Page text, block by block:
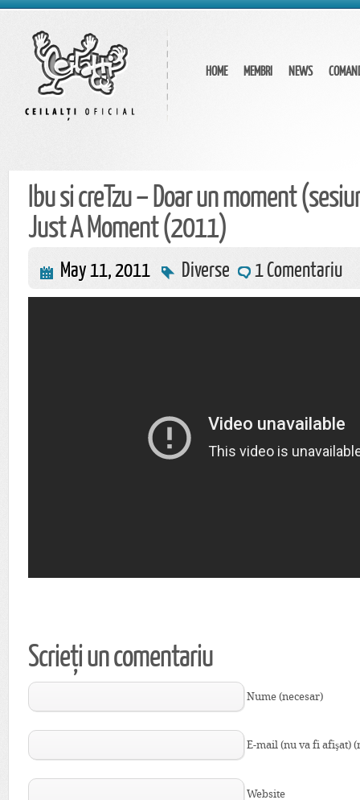
HOME MEMBRI NEWS
Ibu si creTzu – Doar un moment
Just A Moment (2011)
May 11, 2011 Diverse 1 Comentariu
Scrieți un comentariu
Nume (necesar)
E-mail (nu va fi afişat)
Website